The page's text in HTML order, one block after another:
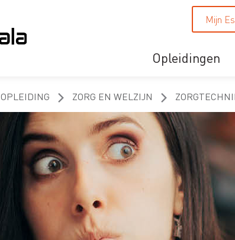
Mijn
Opleidingen
HR en leidinggevende
OPLEIDING ZORG EN WELZIJN